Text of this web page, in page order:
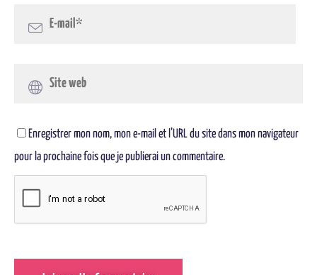
Enregistrer mon nom, mon e-mail et l’URL du site dans mon navigateur
pour la prochaine fois que je publierai un commentaire.